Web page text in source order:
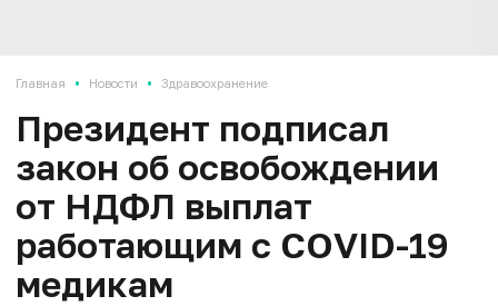
Главная • Новости • Здравоохранение
Президент подписал
закон об освобождении
от НДФЛ выплат
работающим с COVID-19
медикам